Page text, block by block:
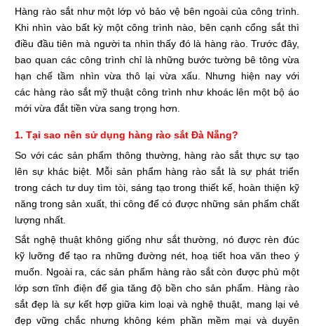
Hàng rào sắt như một lớp vỏ bảo vệ bên ngoài của công trình.
Khi nhìn vào bất kỳ một công trình nào, bên cạnh cổng sắt thì
điều đầu tiên mà người ta nhìn thấy đó là hàng rào. Trước đây,
bao quan các công trình chỉ là những bước tường bê tông vừa
hạn chế tầm nhìn vừa thô lại vừa xấu. Nhưng hiện nay với
các hàng rào sắt mỹ thuật công trình như khoác lên một bộ áo
mới vừa đắt tiền vừa sang trọng hơn.
1. Tại sao nên sử dụng hàng rào sắt Đà Nẵng?
So với các sản phẩm thông thường, hàng rào sắt thực sự tạo
lên sự khác biệt. Mỗi sản phẩm hàng rào sắt là sự phát triển
trong cách tư duy tìm tòi, sáng tạo trong thiết kế, hoàn thiện kỹ
năng trong sản xuất, thi công để có được những sản phẩm chất
lượng nhất.
Sắt nghệ thuật không giống như sắt thường, nó được rèn đúc
kỹ lưỡng để tạo ra những đường nét, hoạ tiết hoa văn theo ý
muốn. Ngoài ra, các sản phẩm hàng rào sắt còn được phủ một
lớp sơn tĩnh điện để gia tăng độ bền cho sản phẩm. Hàng rào
sắt đẹp là sự kết hợp giữa kim loại và nghệ thuật, mang lại vẻ
đẹp vững chắc nhưng không kém phần mềm mại và duyên